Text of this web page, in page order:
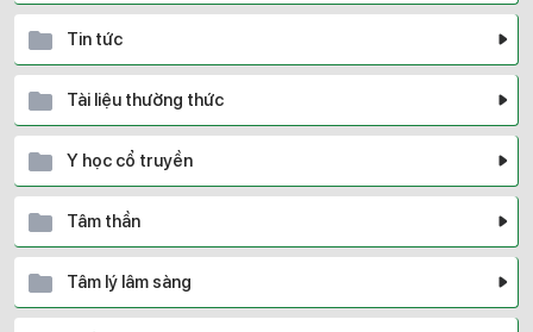
Tin tức
Tài liệu thường thức
Y học cổ truyền
Tâm thần
Tâm lý lâm sàng